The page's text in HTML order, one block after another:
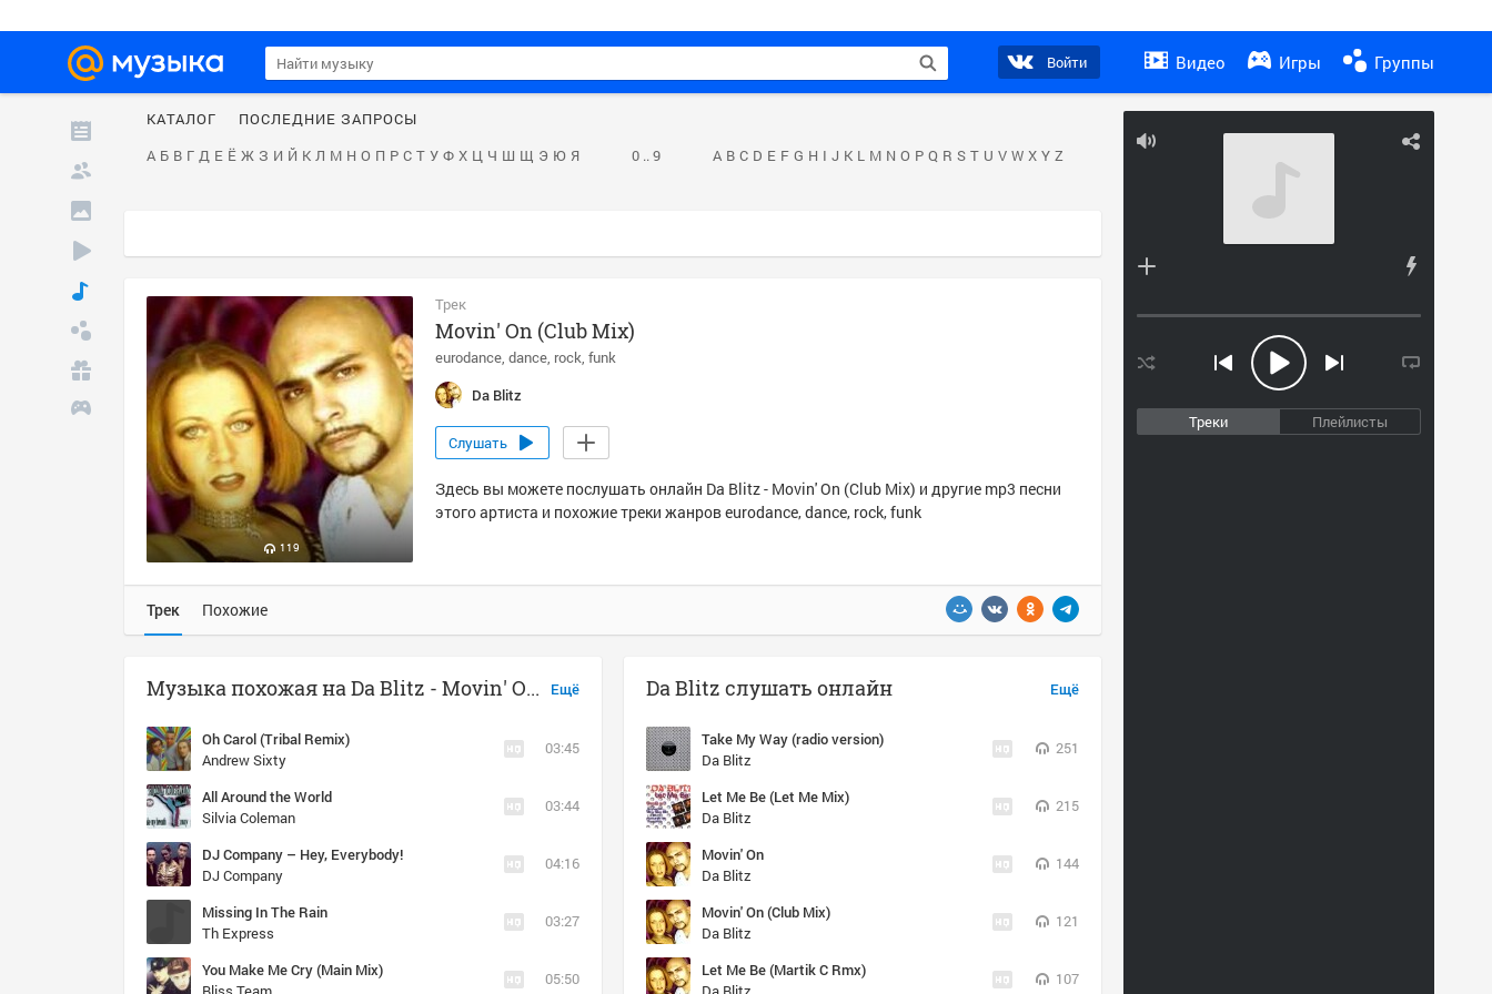
Войти Видео Игры Группы
Треки Плейлисты
КАТАЛОГ
ПОСЛЕДНИЕ ЗАПРОСЫ
А Б В Г Д Е Ё Ж З И Й К Л М Н О П Р С Т У Ф Х Ц Ч Ш Щ Э Ю Я 0 .. 9 A B C D E F G H I J K L M N O P Q R S T U V W X Y Z
119
Трек
Movin' On (Club Mix)
eurodance dance rock funk
Da Blitz
Слушать
Здесь вы можете послушать онлайн Da Blitz - Movin' On (Club Mix) и другие mp3 песни
этого артиста и похожие треки жанров eurodance, dance, rock, funk
Трек Похожие
Ещё
Музыка похожая на Da Blitz - Movin' On (Club Mix)
Oh Carol (Tribal Remix)
Andrew Sixty
03:45
All Around the World
Silvia Coleman
03:44
DJ Company – Hey, Everybody!
DJ Company
04:16
Missing In The Rain
Th Express
03:27
You Make Me Cry (Main Mix)
05:50
Ещё
Da Blitz слушать онлайн
Take My Way (radio version)
Da Blitz
251
Let Me Be (Let Me Mix)
Da Blitz
215
Movin' On
Da Blitz
144
Movin' On (Club Mix)
Da Blitz
121
Let Me Be (Martik C Rmx)
107